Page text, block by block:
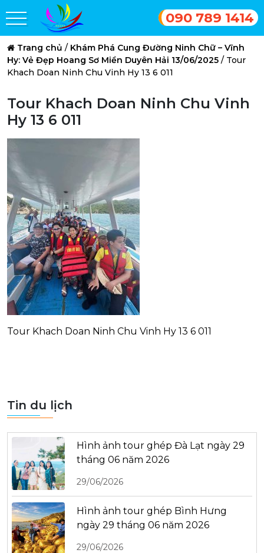
090 789 1414
Trang chủ / Khám Phá Cung Đường Ninh Chữ – Vĩnh
Hy: Vẻ Đẹp Hoang Sơ Miền Duyên Hải 13/06/2025 / Tour
Khach Doan Ninh Chu Vinh Hy 13 6 011
Tour Khach Doan Ninh Chu Vinh
Hy 13 6 011
Tour Khach Doan Ninh Chu Vinh Hy 13 6 011
Tin du lịch
Hình ảnh tour ghép Đà Lạt ngày 29
tháng 06 năm 2026
29/06/2026
Hình ảnh tour ghép Bình Hưng
ngày 29 tháng 06 năm 2026
29/06/2026